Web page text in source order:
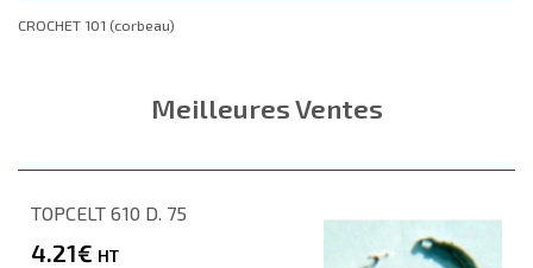
CROCHET 101 (corbeau)
Meilleures Ventes
TOPCELT 610 D. 75
4.21€ HT